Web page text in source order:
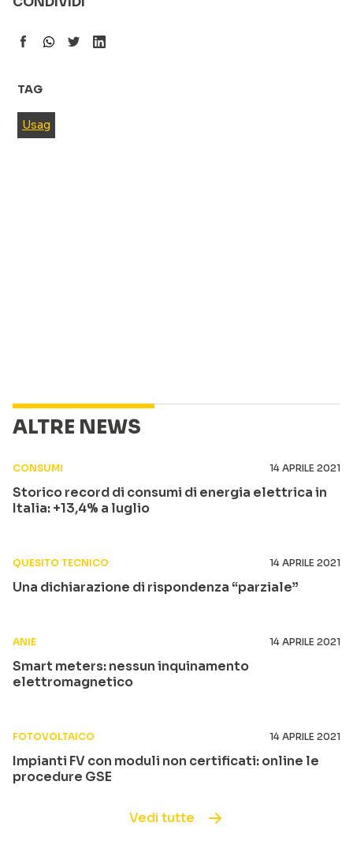
TAG
Usag
ALTRE NEWS
CONSUMI 14 APRILE 2021
Storico record di consumi di energia elettrica in
Italia: +13,4% a luglio
QUESITO TECNICO 14 APRILE 2021
Una dichiarazione di rispondenza “parziale”
ANIE 14 APRILE 2021
Smart meters: nessun inquinamento
elettromagnetico
FOTOVOLTAICO 14 APRILE 2021
Impianti FV con moduli non certificati: online le
procedure GSE
Vedi tutte